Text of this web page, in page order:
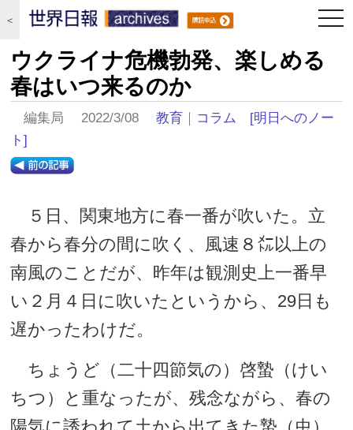
＜
ウクライナ危機勃発、楽しめる
春はいつ来るのか
編集局 2022/3/08教育 ｜ コラム
[明日へのノー
ト]
５日、関東地方に春一番が吹いた。立
春から春分の間に吹く、風速８㍍以上の
南風のことだが、昨年は観測史上一番早
い２月４日に吹いたというから、29日も
遅かったわけだ。
ちょうど（二十四節気の）啓蟄（けい
ちつ）と重なったが、残念ながら、春の